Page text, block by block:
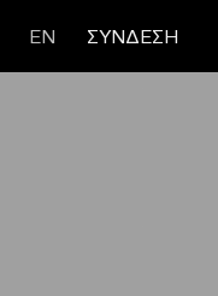
ΕΝ ΣΥΝΔΕΣΗ